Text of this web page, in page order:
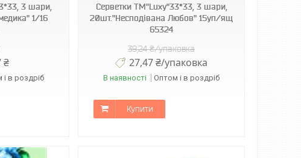
3 шари,
1/16
₴
і в роздріб
Серветки ТМ"Luxy"33*33, 3 шари,
20шт."Несподівана Любов" 15уп/ящ
65324
39,24 ₴/упаковка
27,47 ₴/упаковка
В наявності Оптом і в роздріб
Купити